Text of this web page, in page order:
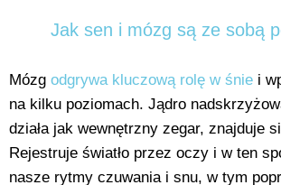
Jak sen i mózg są ze sobą
Mózg odgrywa kluczową rolę w śnie i
na kilku poziomach. Jądro
działa jak wewnętrzny zegar, znajduje
Rejestruje światło przez oczy i w ten
nasze rytmy czuwania i snu, w tym